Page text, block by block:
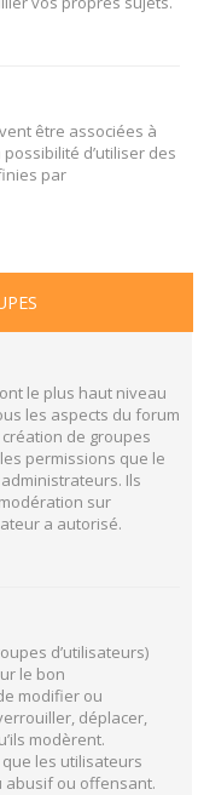
être associées à
d’utiliser des
par
le plus haut niveau
les aspects du forum
de groupes
permissions que le
Ils
sur
a autorisé.
d’utilisateurs)
le bon
modifier ou
déplacer,
modèrent.
les utilisateurs
ou offensant.